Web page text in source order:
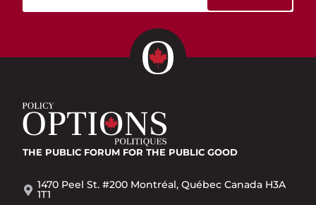
THE PUBLIC FORUM FOR THE PUBLIC GOOD
1470 Peel St. #200 Montréal, Québec Canada H3A
1T1